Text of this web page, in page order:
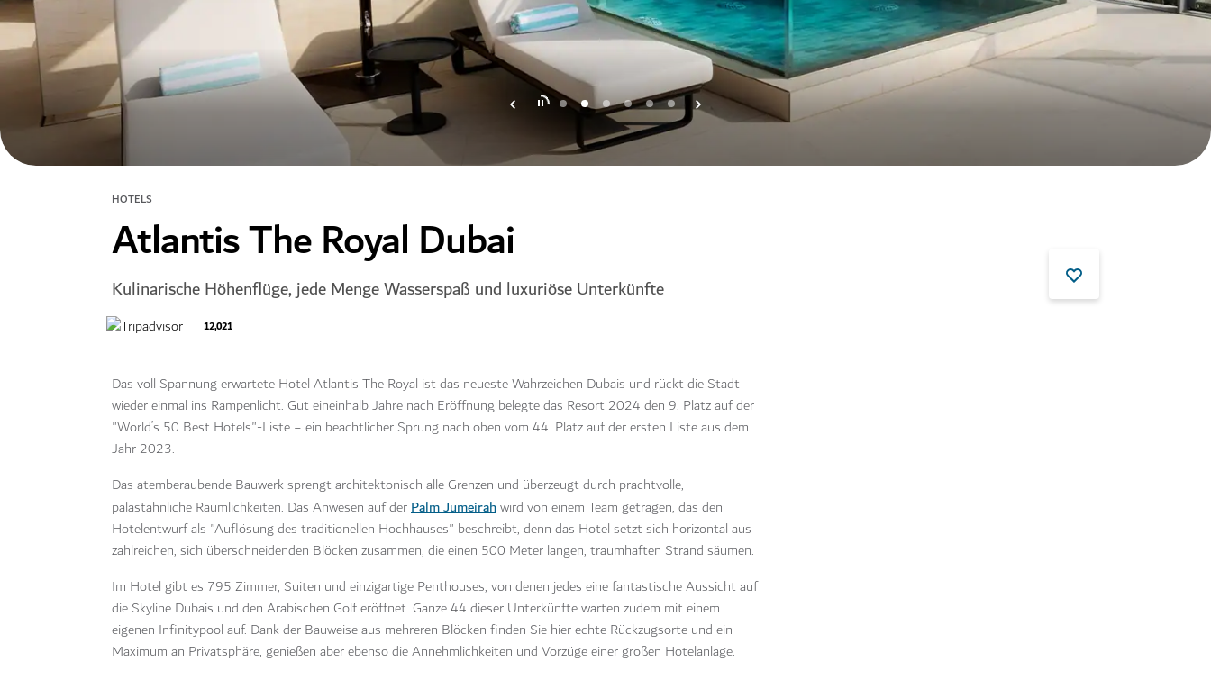
HOTELS
Atlantis The Royal Dubai
Kulinarische Höhenflüge, jede Menge Wasserspaß und luxuriöse Unterkünfte
12,021
Das voll Spannung erwartete Hotel Atlantis The Royal ist das neueste Wahrzeichen Dubais und rückt die Stadt
wieder einmal ins Rampenlicht. Gut eineinhalb Jahre nach Eröffnung belegte das Resort 2024 den 9. Platz auf der
"World’s 50 Best Hotels"-Liste − ein beachtlicher Sprung nach oben vom 44. Platz auf der ersten Liste aus dem
Jahr 2023.
Das atemberaubende Bauwerk sprengt architektonisch alle Grenzen und überzeugt durch prachtvolle,
palastähnliche Räumlichkeiten. Das Anwesen auf derPalm Jumeirahwird von einem Team getragen, das den
Hotelentwurf als "Auflösung des traditionellen Hochhauses" beschreibt, denn das Hotel setzt sich horizontal aus
zahlreichen, sich überschneidenden Blöcken zusammen, die einen 500 Meter langen, traumhaften Strand säumen.
Im Hotel gibt es 795 Zimmer, Suiten und einzigartige Penthouses, von denen jedes eine fantastische Aussicht auf
die Skyline Dubais und den Arabischen Golf eröffnet. Ganze 44 dieser Unterkünfte warten zudem mit einem
eigenen Infinitypool auf. Dank der Bauweise aus mehreren Blöcken finden Sie hier echte Rückzugsorte und ein
Maximum an Privatsphäre, genießen aber ebenso die Annehmlichkeiten und Vorzüge einer großen Hotelanlage.